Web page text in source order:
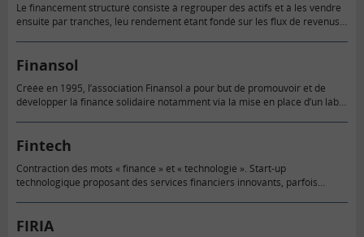
Le financement structuré consiste à regrouper des actifs et à les vendre
ensuite par tranches, leu rendement étant fondé sur les flux de revenus
Finansol
Créée en 1995, l’association Finansol a pour but de promouvoir et de
développer la finance solidaire notamment via la mise en place d’un label
Fintech
Contraction des mots « finance » et « technologie ». Start-up
technologique proposant des services financiers innovants, parfois
FIRIA